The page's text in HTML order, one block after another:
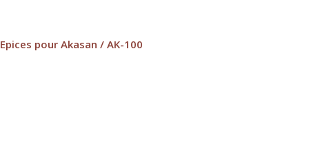
Epices pour Akasan / AK-100